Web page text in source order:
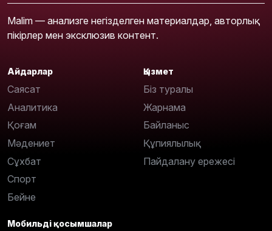
Malim — анализге негізделген материалдар, авторлық
пікірлер мен эксклюзив контент.
Айдарлар
Саясат
Аналитика
Қоғам
Мәдениет
Сұхбат
Спорт
Бейне
Қызмет
Біз туралы
Жарнама
Байланыс
Құпиялылық
Пайдалану ережесі
Мобильді қосымшалар